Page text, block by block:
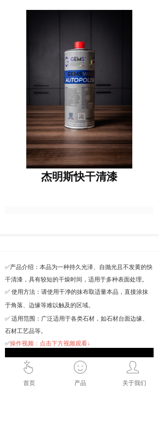
杰明斯快干清漆
✅产品介绍：本品为一种持久光泽、自抛光且不发黄的快
干清漆，具有较短的干燥时间，适用于多种表面处理。
✅ 使用方法：请使用干净的抹布取适量本品，直接涂抹
于角落、边缘等难以触及的区域。
✅ 适用范围：广泛适用于各类石材，如石材台面边缘、
石材工艺品等。
✅操作视频：点击下方视频观看↓
首页 产品 关于我们